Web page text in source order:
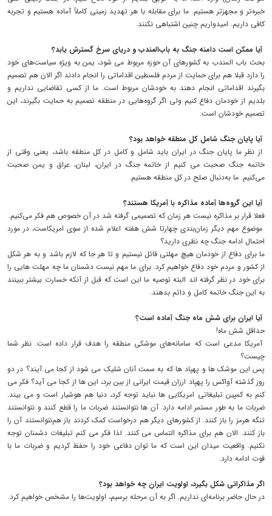
خبره‌تر و مجهزتر هستیم. ما برای مقابله با هر تهدید زمینی کاملاً آماده هستیم و تجربه
کافی داریم. امیدواریم چنین اشتباهی نکنند.
آیا ممکن است دامنه جنگ به باب‌المندب و دریای سرخ گسترش یابد؟
بحث باب المندب به کشورهای آن حوزه مربوط می شود، یمن به ویژه سیاست‌های خود
را دارد قبلا هم برای حمایت از مردم فلسطین اقداماتی را انجام دادند اگر الان هم تصمیم
بگیرند اقداماتی انجام دهند به خودشان مربوط است. ما از کسی تقاضایی نداریم و
بلدیم از خودمان دفاع کنیم ولی اگر گروه‌هایی در منطقه تصمیم به حمایت بگیرند، این
تصمیم خودشان است.
آیا پایان جنگ شامل کل منطقه خواهد بود؟
از نظر ما پایان جنگ در ایران باید شامل و کامل در کل منطقه باشد، یعنی وقتی از
خاتمه جنگ صحبت می کنیم از خاتمه جنگ در ایران، لبنان، عراق و یمن صحبت
می‌کنیم. ما به‌دنبال صلح در کل منطقه هستیم.
آیا این گروه‌ها آماده مذاکره با آمریکا هستند؟
فعلا قرار بر مذاکره نیست هر زمان که تصمیمی گرفته شد در آن خصوص هم فکر می‌کنیم.
موضوع مهم دیگر زمان‌بندی چهارتا شش هفته اعلام شده از سوی امریکاست، در مورد
احتمال ادامه جنگ چه نظری دارید؟
ما برای دفاع از خودمان هیچ مهلتی قائل نیستیم و تا هر جا که لازم باشد و به هر شکل
از کشور و مردم خود دفاع خواهیم کرد. برای ما مهم نیست دشمنان ما چه مهلت هایی را
برای خود در نظر گرفته اند البته توصیه ما این است که قبل از آنکه خسارت بیشتر ببینند
به این جنگ خاتمه کامل و دائم بدهند.
آیا ایران برای شش ماه جنگ آماده است؟
حداقل شش ماه!
آمریکا مدعی است که سامانه‌های موشکی منطقه را هدف قرار داده است. نظر شما
چیست؟
پس این موشک ها و پهپاد ها که به سمت آنان شلیک می شود از کجا می آیند؟ در دو
روز گذشته آواکس را پهپاد ارزان قیمت ایرانی از بین برد، این ها از کجا می آید؟ فکر می
کنم به کمپین تبلیغاتی امریکایی ها نباید توجه کرد، دنیا هم هوشیار است و می بیند.
ضربات ما به طور مستمر ادامه دارد. آن ها نتوانستند ضربات ما را قطع کنند و نتوانستند
تنگه هرمز را باز کنند. از کشورهای دیگر هم درخواست کمک کردند باز هم‌نتوانستند آن را
باز کنند. الان هم برای مذاکره التماس می کنند. لذا فکر می کنم تبلیغات دشمنان توجه
نکنیم. واقعیت میدان این است که ما توان دفاعی خود را حفظ کردیم و ضربات ما با
قوت ادامه دارد.
اگر مذاکراتی شکل بگیرد، اولویت ایران چه خواهد بود؟
در حال حاضر برنامه‌ای نداریم. اگر به آن مرحله برسیم، اولویت‌ها را مشخص خواهیم کرد.